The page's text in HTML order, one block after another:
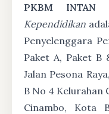
PKBM INTAN
Kependidikan
Penyelenggara
Paket A, Paket B
Jalan Pesona
B No 4 Kelurahan
Cinambo, Kota